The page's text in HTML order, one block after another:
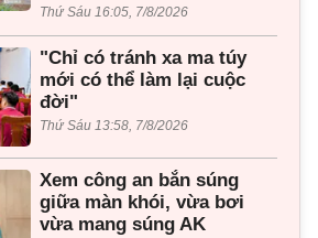
Thứ Sáu 16:05, 7/8/2026
"Chỉ có tránh xa ma túy
mới có thể làm lại cuộc
đời"
Thứ Sáu 13:58, 7/8/2026
Xem công an bắn súng
giữa màn khói, vừa bơi
vừa mang súng AK